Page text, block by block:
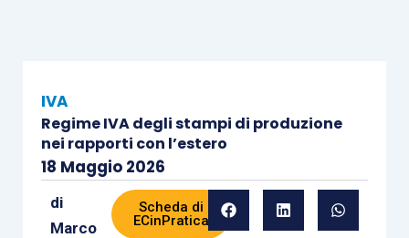
IVA
Regime IVA degli stampi di produzione
nei rapporti con l’estero
18 Maggio 2026
di
Marco
Scheda di
ECinPratica